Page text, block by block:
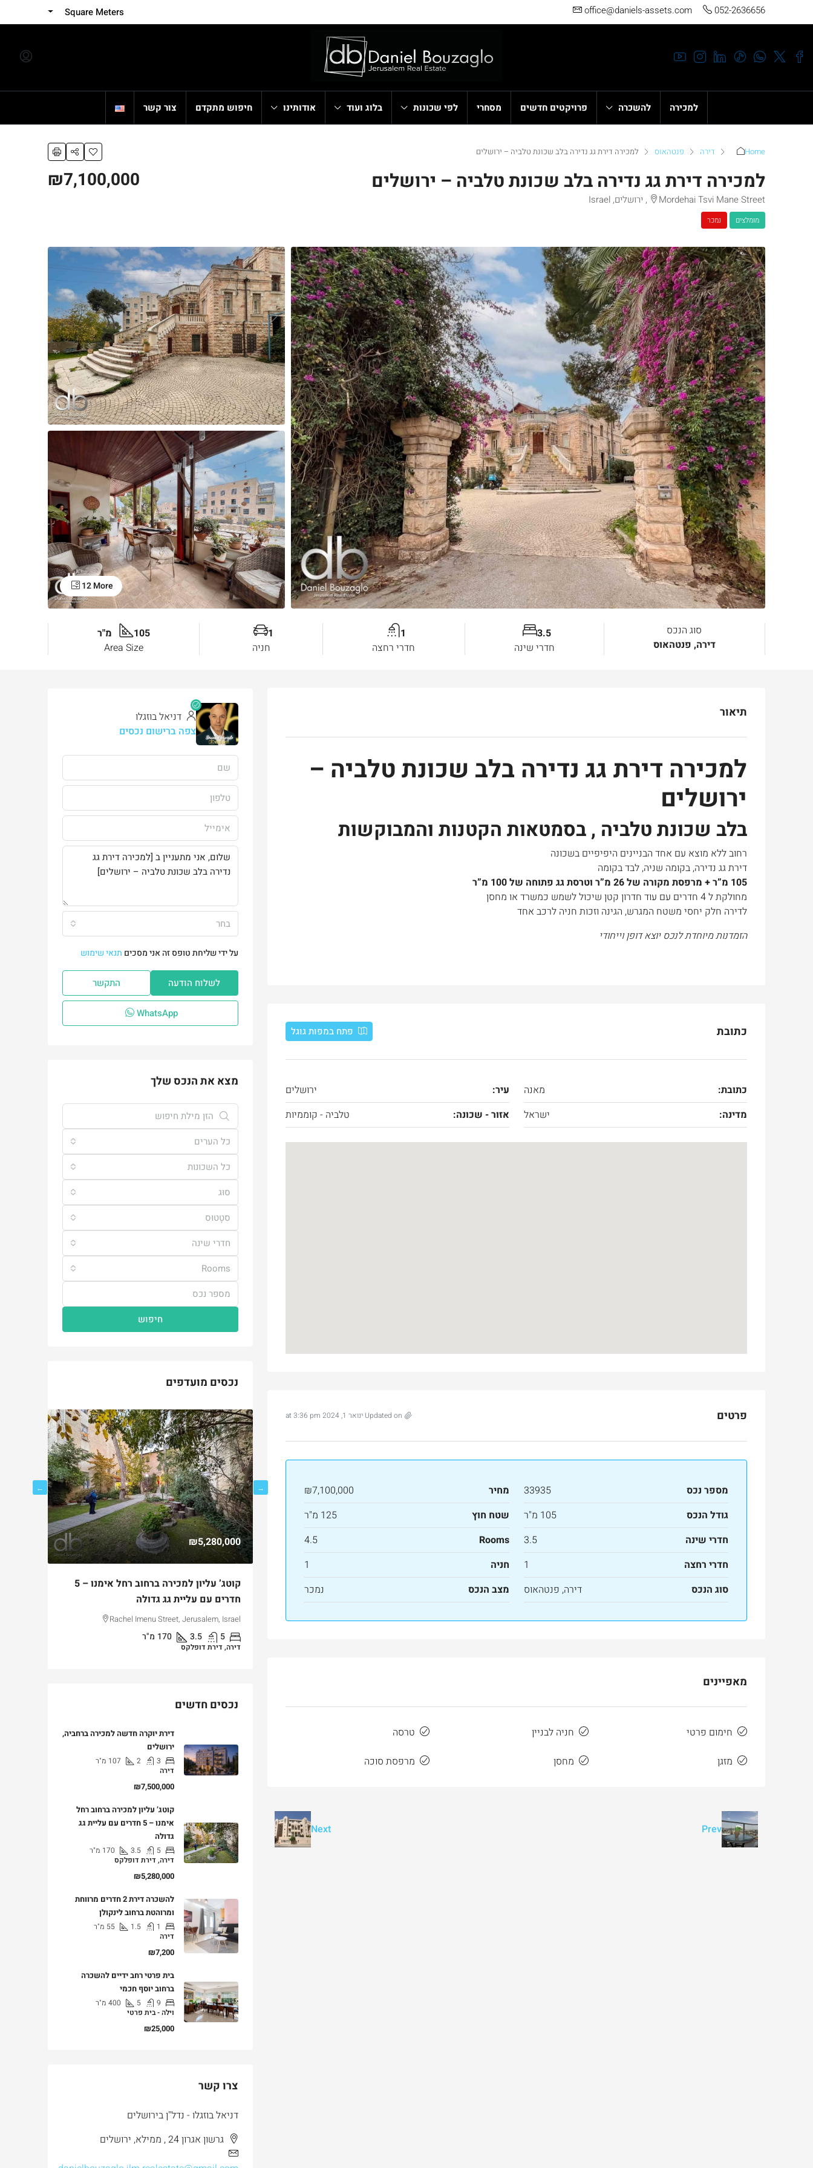
052-2636656
office@daniels-assets.com
Square Meters
למכירה להשכרה פרויקטים חדשים מסחרי לפי שכונות בלוג ועוד אודותינו חיפוש מתקדם צור קשר
Home דירה פנטהאוס למכירה דירת גג נדירה בלב שכונת טלביה – ירושלים
למכירה דירת גג נדירה בלב שכונת טלביה – ירושלים
Mordehai Tsvi Mane Street, ירושלים, Israel
מומלצים נמכר
₪7,100,000
12 More
סוג הנכס
דירה, פנטהאוס
3.5
חדרי שינה
1
חדרי רחצה
1
חניה
105 מ"ר
Area Size
תיאור
למכירה דירת גג נדירה בלב שכונת טלביה –
ירושלים
בלב שכונת טלביה , בסמטאות הקטנות והמבוקשות
רחוב ללא מוצא עם אחד הבניינים היפיפיים בשכונה
דירת גג נדירה, בקומה שניה, לבד בקומה
105 מ”ר + מרפסת מקורה של 26 מ”ר וטרסת גג פתוחה של 100 מ”ר
מחולקת ל 4 חדרים עם עוד חדרון קטן שיכול לשמש כמשרד או מחסן
לדירה חלק יחסי משטח המגרש, הגינה וזכות חניה לרכב אחד
הזמדנות מיוחדת לנכס יוצא דופן וייחודי
כתובת פתח במפות גוגל
כתובת: מאנה עיר:
ירושלים
מדינה:
ישראל אזור - שכונה: טלביה - קוממיות
פרטים Updated on ינואר 1, 2024 at 3:36 pm
מספר נכס 33935 מחיר
₪7,100,000
גודל הנכס
105 מ"ר שטח חוץ
125 מ"ר
חדרי שינה
3.5
Rooms
4.5
חדרי רחצה
1 חניה
1
סוג הנכס
דירה, פנטהאוס מצב הנכס נמכר
מאפיינים
חימום פרטי חניה לבניין
טרסה
מזגן
מחסן מרפסת סוכה
Prev
Next
דניאל בוזגלו
צפה ברישום נכסים
בחר
על ידי שליחת טופס זה אני מסכים תנאי שימוש
לשלוח הודעה התקשר
WhatsApp
מצא את הנכס שלך
כל הערים
כל השכונות
סוּג
סטָטוּס
חדרי שינה
Rooms
חיפוש
נכסים מועדפים
למכירה דירת יוקרה 165 מ”ר מול מלון ענבל
בטלביה
Ze'ev Jabotinsky Street, Jerusalem, Israel
דירת יוקרה חדשה למכירה ברחביה, ירושלים
Binyamin mi-Tudela Street, Rechavia, Jerusalem,
₪5,280,000
קוטג’ עליון למכירה ברחוב רחל אימנו – 5
חדרים עם עליית גג גדולה
Rachel Imenu Street, Jerusalem, Israel
5
3.5
170 מ"ר
דירה, דירת דופלקס
נכסים חדשים
דירת יוקרה חדשה למכירה ברחביה,
ירושלים
3
2
107 מ"ר
דירה
₪7,500,000
קוטג’ עליון למכירה ברחוב רחל
אימנו – 5 חדרים עם עליית גג
גדולה
5
3.5
170 מ"ר
דירה, דירת דופלקס
₪5,280,000
להשכרה דירת 2 חדרים מרווחת
ומרוהטת ברחוב לינקולן
1
1.5
55 מ"ר
דירה
₪7,200
בית פרטי רחב ידיים להשכרה
ברחוב יוסף חכמי
9
5
400 מ"ר
וילה - בית פרטי
₪25,000
צרו קשר
דניאל בוזגלו - נדל"ן בירושלים
גרשון אגרון 24 , ממילא, ירושלים